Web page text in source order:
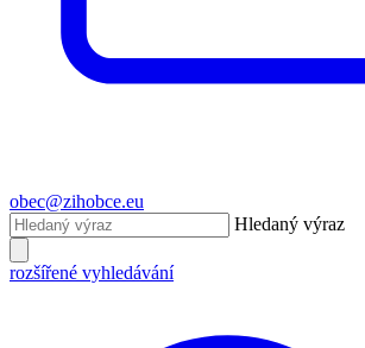
obec@zihobce.eu
Hledaný výraz
rozšířené vyhledávání